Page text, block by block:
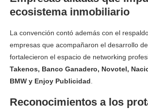
ecosistema inmobiliario
La convención contó además con el
empresas que acompañaron el desarrollo
fortalecieron el espacio de networking
Takenos, Banco Ganadero, Novotel,
BMW y Enjoy Publicidad
Reconocimientos a los